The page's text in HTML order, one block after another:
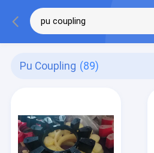
Pu Coupling (89)